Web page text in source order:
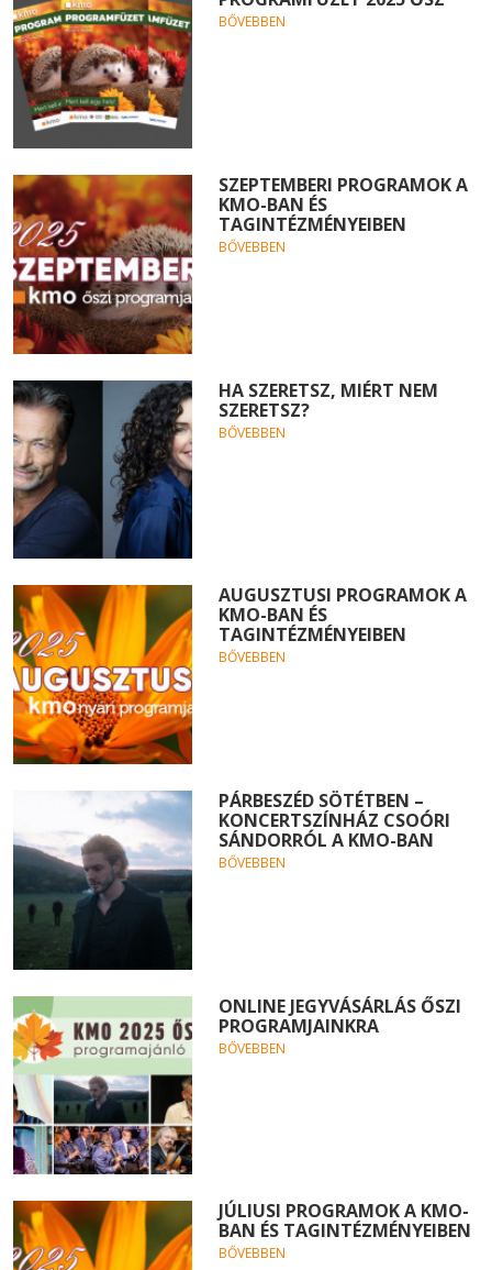
BŐVEBBEN
SZEPTEMBERI PROGRAMOK A
KMO-BAN ÉS
TAGINTÉZMÉNYEIBEN
BŐVEBBEN
HA SZERETSZ, MIÉRT NEM
SZERETSZ?
BŐVEBBEN
AUGUSZTUSI PROGRAMOK A
KMO-BAN ÉS
TAGINTÉZMÉNYEIBEN
BŐVEBBEN
PÁRBESZÉD SÖTÉTBEN –
KONCERTSZÍNHÁZ CSOÓRI
SÁNDORRÓL A KMO-BAN
BŐVEBBEN
ONLINE JEGYVÁSÁRLÁS ŐSZI
PROGRAMJAINKRA
BŐVEBBEN
JÚLIUSI PROGRAMOK A KMO-
BAN ÉS TAGINTÉZMÉNYEIBEN
BŐVEBBEN